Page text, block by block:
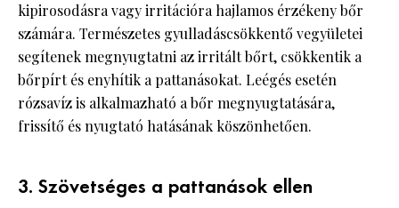
kipirosodásra vagy irritációra hajlamos érzékeny bőr
számára. Természetes gyulladáscsökkentő vegyületei
segítenek megnyugtatni az irritált bőrt, csökkentik a
bőrpírt és enyhítik a pattanásokat. Leégés esetén
rózsavíz is alkalmazható a bőr megnyugtatására,
frissítő és nyugtató hatásának köszönhetően.
3. Szövetséges a pattanások ellen